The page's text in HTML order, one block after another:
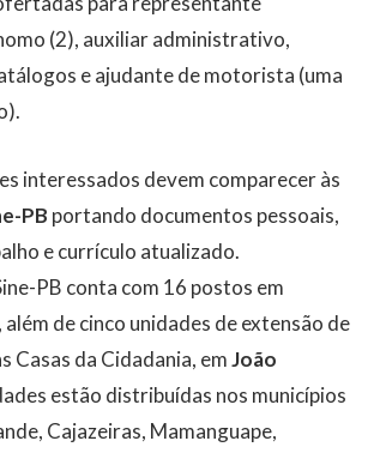
(2), auxiliar administrativo,
e ajudante de motorista (uma
interessados devem comparecer às
PB portando documentos pessoais,
e currículo atualizado.
PB conta com 16 postos em
de cinco unidades de extensão de
Casas da Cidadania, emJoão
estão distribuídas nos municípios
Cajazeiras, Mamanguape,